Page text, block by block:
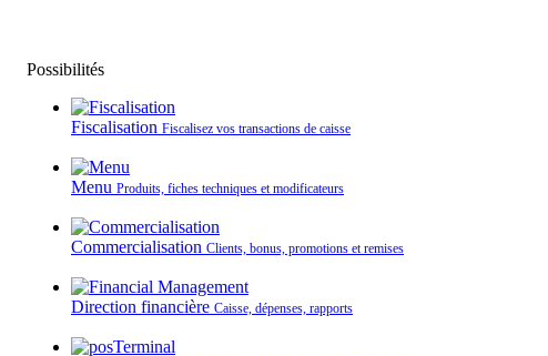
Possibilités
Fiscalisation Fiscalisez vos transactions de caisse
Menu Produits, fiches techniques et modificateurs
Commercialisation Clients, bonus, promotions et remises
Direction financière Caisse, dépenses, rapports